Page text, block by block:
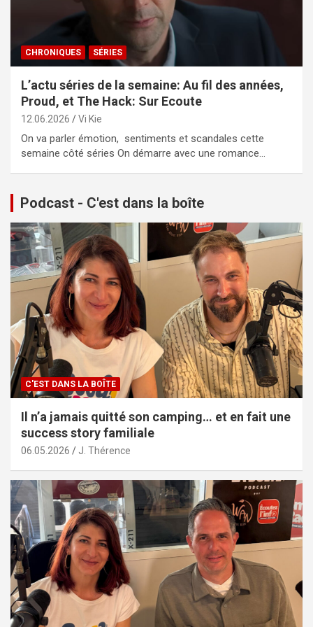
CHRONIQUES SÉRIES
L’actu séries de la semaine: Au fil des années,
Proud, et The Hack: Sur Ecoute
12.06.2026 Vi Kie
On va parler émotion, sentiments et scandales cette
semaine côté séries On démarre avec une romance…
Podcast - C'est dans la boîte
C'EST DANS LA BOÎTE
Il n’a jamais quitté son camping… et en fait une
success story familiale
06.05.2026 J. Thérence